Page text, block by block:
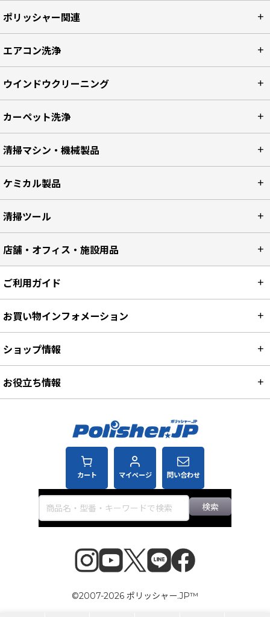
ポリッシャー関連
エアコン洗浄
ウインドウクリーニング
カーペット洗浄
清掃マシン・機械製品
ケミカル製品
清掃ツール
店舗・オフィス・施設用品
カート マイページ 問い合わせ
検索
ご利用ガイド
お買い物インフォメーション
ショップ情報
お役立ち情報
©2007-2026 ポリッシャー.JP™